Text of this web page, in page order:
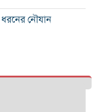
নৌযান
প্রাইভেট কার জব্দ,